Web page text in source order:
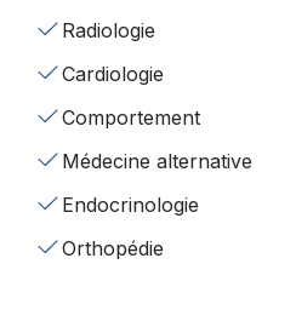
Radiologie
Cardiologie
Comportement
Médecine alternative
Endocrinologie
Orthopédie